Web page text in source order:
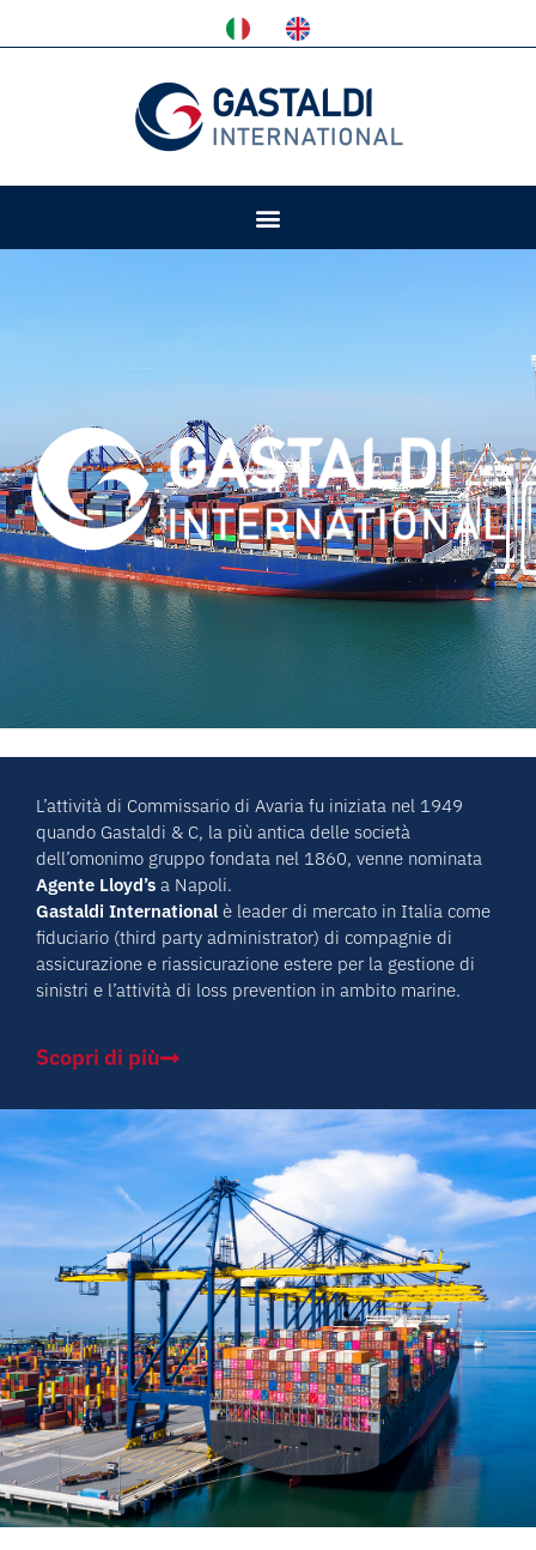
L’attività di Commissario di Avaria fu iniziata nel 1949
quando Gastaldi & C, la più antica delle società
dell’omonimo gruppo fondata nel 1860, venne nominata
Agente Lloyd’s a Napoli.
Gastaldi International è leader di mercato in Italia come
fiduciario (third party administrator) di compagnie di
assicurazione e riassicurazione estere per la gestione di
sinistri e l’attività di loss prevention in ambito marine.
Scopri di più